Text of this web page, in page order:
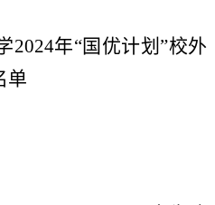
2024年“国优计划”校外
单